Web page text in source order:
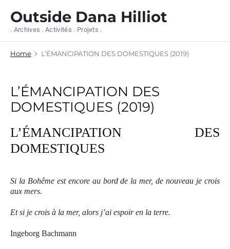
Outside Dana Hilliot
. Archives . Activités . Projets .
Home L’ÉMANCIPATION DES DOMESTIQUES (2019)
L’ÉMANCIPATION DES
DOMESTIQUES (2019)
L’ÉMANCIPATION DES
DOMESTIQUES
Si la Bohême est encore au bord de la mer, de nouveau je crois
aux mers.
Et si je crois à la mer, alors j’ai espoir en la terre.
Ingeborg Bachmann